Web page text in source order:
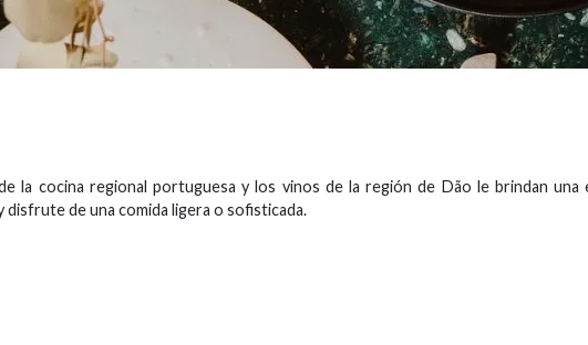
la cocina regional portuguesa y los vinos de la región de Dão le brindan una
de una comida ligera o sofisticada.